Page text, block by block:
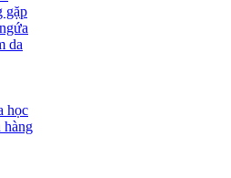
gặp
da
học
hàng